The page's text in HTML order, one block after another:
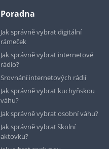
Poradna
Jak správně vybrat digitální
rámeček
Jak správně vybrat internetové
rádio?
Srovnání internetových rádií
Jak správně vybrat kuchyňskou
váhu?
Jak správně vybrat osobní váhu?
Jak správně vybrat školní
aktovku?